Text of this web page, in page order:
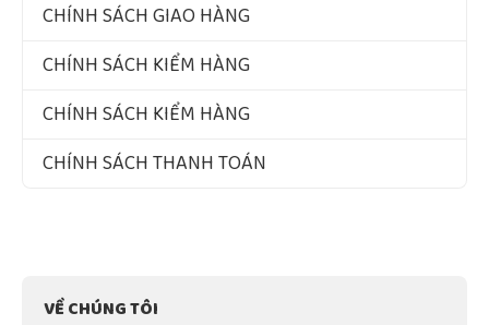
CHÍNH SÁCH GIAO HÀNG
CHÍNH SÁCH KIỂM HÀNG
CHÍNH SÁCH KIỂM HÀNG
CHÍNH SÁCH THANH TOÁN
VỀ CHÚNG TÔI